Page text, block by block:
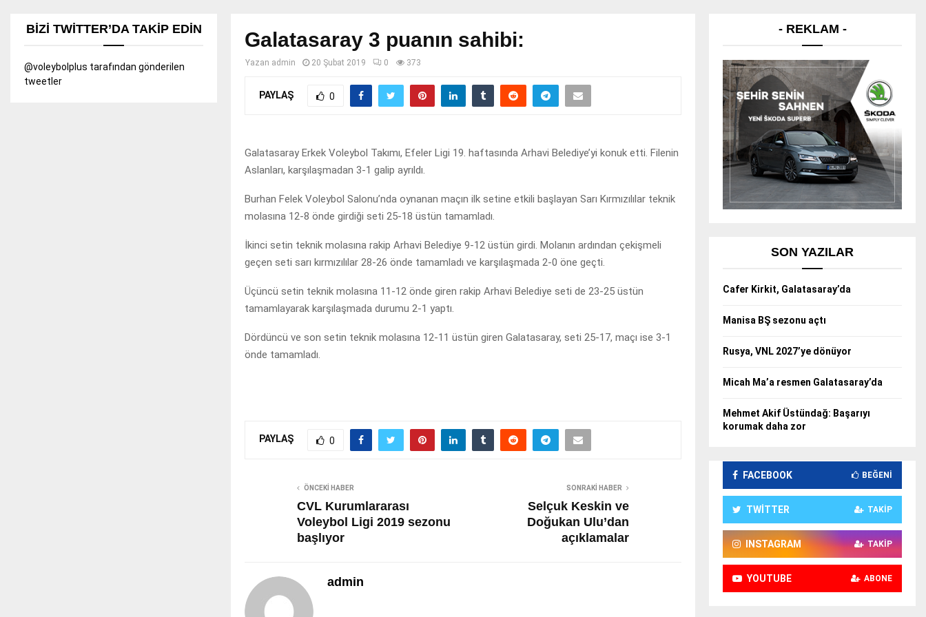
Galatasaray 3 puanın sahibi:
Yazan admin 20 Şubat 2019 0 373
PAYLAŞ 0
Galatasaray Erkek Voleybol Takımı, Efeler Ligi 19. haftasında Arhavi Belediye’yi konuk etti. Filenin
Aslanları, karşılaşmadan 3-1 galip ayrıldı.
Burhan Felek Voleybol Salonu’nda oynanan maçın ilk setine etkili başlayan Sarı Kırmızılılar teknik
molasına 12-8 önde girdiği seti 25-18 üstün tamamladı.
İkinci setin teknik molasına rakip Arhavi Belediye 9-12 üstün girdi. Molanın ardından çekişmeli
geçen seti sarı kırmızılılar 28-26 önde tamamladı ve karşılaşmada 2-0 öne geçti.
Üçüncü setin teknik molasına 11-12 önde giren rakip Arhavi Belediye seti de 23-25 üstün
tamamlayarak karşılaşmada durumu 2-1 yaptı.
Dördüncü ve son setin teknik molasına 12-11 üstün giren Galatasaray, seti 25-17, maçı ise 3-1
önde tamamladı.
PAYLAŞ 0
ÖNCEKI HABER
CVL Kurumlararası
Voleybol Ligi 2019 sezonu
başlıyor
SONRAKI HABER
Selçuk Keskin ve
Doğukan Ulu’dan
açıklamalar
admin
BIZI TWITTER’DA TAKIP EDIN
@voleybolplus tarafından gönderilen
tweetler
- REKLAM -
SON YAZILAR
Cafer Kirkit, Galatasaray’da
Manisa BŞ sezonu açtı
Rusya, VNL 2027’ye dönüyor
Micah Ma’a resmen Galatasaray’da
Mehmet Akif Üstündağ: Başarıyı
korumak daha zor
FACEBOOK BEĞENI
TWITTER TAKIP
INSTAGRAM TAKIP
YOUTUBE ABONE